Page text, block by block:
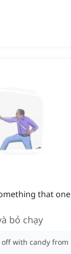
that one
bỏ chạy
with candy from